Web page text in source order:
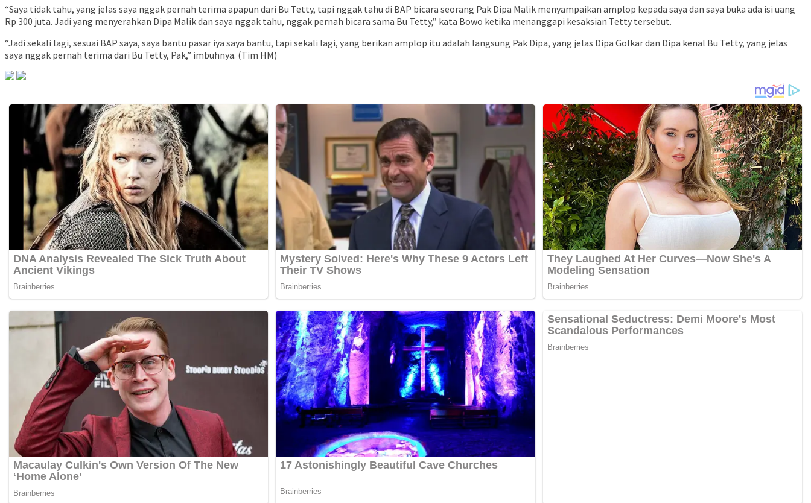
“Saya tidak tahu, yang jelas saya nggak pernah terima apapun dari Bu Tetty, tapi nggak tahu di BAP bicara seorang Pak Dipa Malik menyampaikan amplop kepada saya dan saya buka ada isi uang
Rp 300 juta. Jadi yang menyerahkan Dipa Malik dan saya nggak tahu, nggak pernah bicara sama Bu Tetty,” kata Bowo ketika menanggapi kesaksian Tetty tersebut.
“Jadi sekali lagi, sesuai BAP saya, saya bantu pasar iya saya bantu, tapi sekali lagi, yang berikan amplop itu adalah langsung Pak Dipa, yang jelas Dipa Golkar dan Dipa kenal Bu Tetty, yang jelas
saya nggak pernah terima dari Bu Tetty, Pak,” imbuhnya. (Tim HM)